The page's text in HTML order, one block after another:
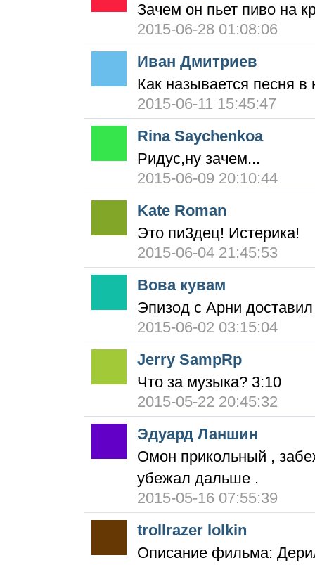
Зачем он пьет пиво на
2015-06-28 01:08:06
Иван Дмитриев
Как называется песня в
2015-06-11 15:45:47
Rina Saychenkoa
Ридус,ну зачем...
2015-06-09 20:10:44
Kate Roman
Это пи3дец! Истерика!
2015-06-04 21:45:53
Вова кувам
Эпизод с Арни доставил
2015-06-02 03:15:04
Jerry SampRp
Что за музыка? 3:10
2015-05-22 20:45:32
Эдуард Ланшин
Омон прикольный ,
убежал дальше .
2015-05-16 07:55:39
trollrazer lolkin
Описание фильма: